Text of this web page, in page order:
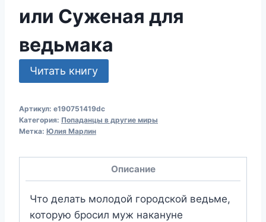
или Суженая для
ведьмака
Читать книгу
Артикул: e190751419dc
Категория: Попаданцы в другие миры
Метка: Юлия Марлин
Описание
Что делать молодой городской ведьме,
которую бросил муж накануне